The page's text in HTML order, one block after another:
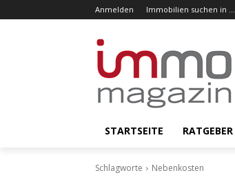
Anmelden Immobilien suchen in …
STARTSEITE RATGEBER
Schlagworte Nebenkosten